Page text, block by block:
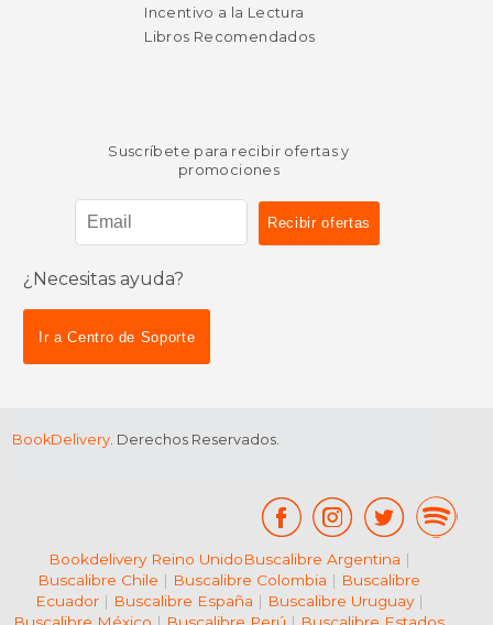
Incentivo a la Lectura
Libros Recomendados
Suscríbete para recibir ofertas y
promociones
¿Necesitas ayuda?
Ir a Centro de Soporte
BookDelivery. Derechos Reservados.
Bookdelivery Reino UnidoBuscalibre Argentina |
Buscalibre Chile | Buscalibre Colombia | Buscalibre
Ecuador| Buscalibre España | Buscalibre Uruguay|